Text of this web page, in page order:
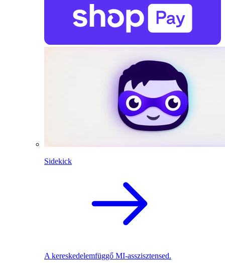
Sidekick
A kereskedelemfüggő MI-asszisztensed.